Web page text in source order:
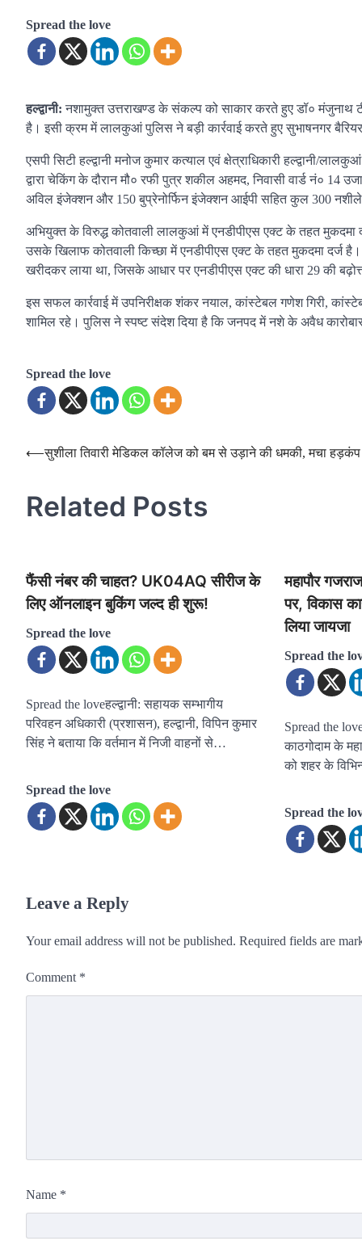
Spread the love
हल्द्वानी:नशामुक्त उत्तराखण्ड के संकल्प को साकार करते हुए डॉ० मंजुनाथ
है। इसी क्रम में लालकुआं पुलिस ने बड़ी कार्रवाई करते हुए सुभाषनगर
एसपी सिटी हल्द्वानी मनोज कुमार कत्याल एवं क्षेत्राधिकारी हल्द्वानी/
द्वारा चेकिंग के दौरान मौ० रफी पुत्र शकील अहमद, निवासी वार्ड नं०
अविल इंजेक्शन और 150 बुप्रेनोर्फिन इंजेक्शन आईपी सहित कुल 300
अभियुक्त के विरुद्ध कोतवाली लालकुआं में एनडीपीएस एक्ट के तहत मुकदमा
उसके खिलाफ कोतवाली किच्छा में एनडीपीएस एक्ट के तहत मुकदमा दर्ज
खरीदकर लाया था, जिसके आधार पर एनडीपीएस एक्ट की धारा 29 की
इस सफल कार्रवाई में उपनिरीक्षक शंकर नयाल, कांस्टेबल गणेश गिरी,
शामिल रहे। पुलिस ने स्पष्ट संदेश दिया है कि जनपद में नशे के अवैध कारोबार
Spread the love
Post
⟵सुशीला तिवारी मेडिकल कॉलेज को बम से उड़ाने की धमकी, मचा हड़कंप
Related Posts
फैंसी नंबर की चाहत? UK04AQ सीरीज के
लिए ऑनलाइन बुकिंग जल्द ही शुरू!
Spread the love
Spread the loveहल्द्वानी: सहायक सम्भागीय
परिवहन अधिकारी (प्रशासन), हल्द्वानी, विपिन कुमार
सिंह ने बताया कि वर्तमान में निजी वाहनों से…
Spread the love
महापौर
पर, विकास
लिया जायजा
Spread the
Spread the
काठगोदाम के
को शहर के
Spread the
Leave a Reply
Your email address will not be published. Required fields are
Comment *
Name *